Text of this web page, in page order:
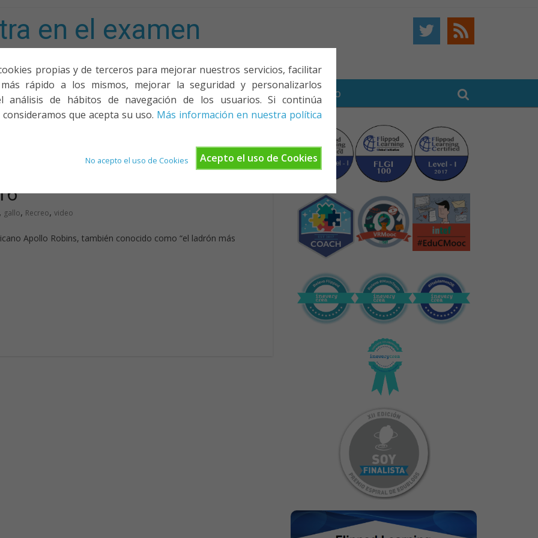
propias y de terceros para mejorar nuestros servicios, facilitar
rápido a los mismos, mejorar la seguridad y personalizarlos
análisis de hábitos de navegación de los usuarios. Si continúa
que acepta su uso. Más información en nuestra política
Acepto el uso de Cookies
No acepto el uso de Cookies
en el examen
PONENCIAS Y CURSOS ¿QUIÉNES SOMOS? YOUTUBE CONTACTO
, gallo, Recreo, video
Apollo Robins, también conocido como “el ladrón más